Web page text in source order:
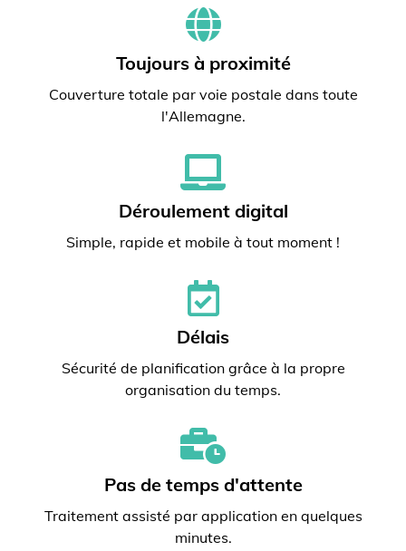
Toujours à proximité
Couverture totale par voie postale dans toute
l'Allemagne.
Déroulement digital
Simple, rapide et mobile à tout moment !
Délais
Sécurité de planification grâce à la propre
organisation du temps.
Pas de temps d'attente
Traitement assisté par application en quelques
minutes.